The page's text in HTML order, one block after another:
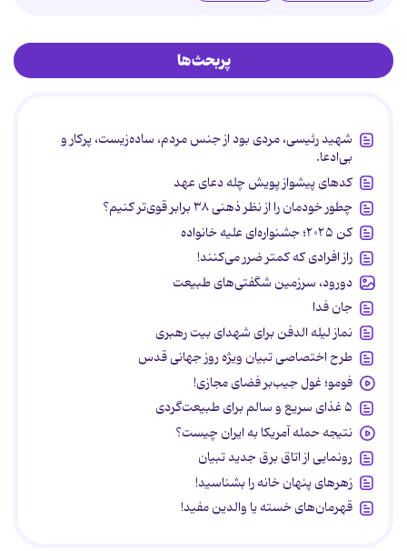
پربحث‌ها
شهید رئیسی، مردی بود از جنس مردم، ساده‌زیست، پرکار و
بی‌ادعا.
کدهای پیشواز پویش چله دعای عهد
چطور خودمان را از نظر ذهنی ۳۸ برابر قوی‌تر کنیم؟
کن ۲۰۲۵؛ جشنواره‌ای علیه خانواده
راز افرادی که کمتر ضرر می‌کنند!
دورود، سرزمین شگفتی‌های طبیعت
جان فدا
نماز لیله الدفن برای شهدای بیت رهبری
طرح اختصاصی تبیان ویژه روز جهانی قدس
فومو؛ غول جیب‌بر فضای مجازی!
۵ غذای سریع و سالم برای طبیعت‌گردی
نتیجه حمله آمریکا به ایران چیست؟
رونمایی از اتاق برق جدید تبیان
زهرهای پنهان خانه را بشناسید!
قهرمان‌های خسته یا والدین مفید!